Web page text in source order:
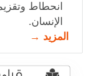
انحطاط
الإنسان.
المزيد →